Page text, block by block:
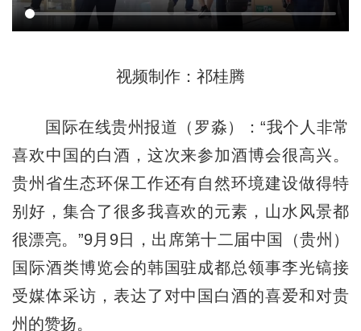
视频制作：祁桂腾
国际在线贵州报道（罗淼）：“我个人非常
喜欢中国的白酒，这次来参加酒博会很高兴。
贵州省生态环保工作还有自然环境建设做得特
别好，集合了很多我喜欢的元素，山水风景都
很漂亮。”9月9日，出席第十二届中国（贵州）
国际酒类博览会的韩国驻成都总领事李光镐接
受媒体采访，表达了对中国白酒的喜爱和对贵
州的赞扬。